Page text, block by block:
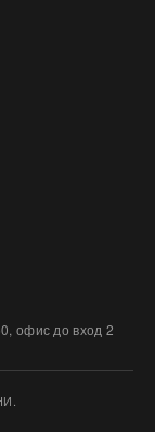
офис до вход 2